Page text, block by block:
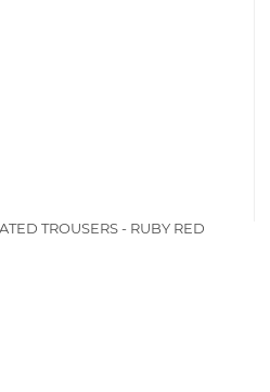
TROUSERS - RUBY RED